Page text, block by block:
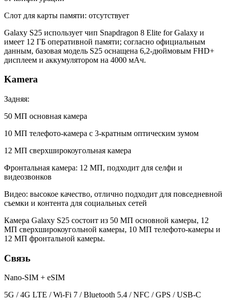
Слот для карты памяти: отсутствует
Galaxy S25 использует чип Snapdragon 8 Elite for Galaxy и
имеет 12 ГБ оперативной памяти; согласно официальным
данным, базовая модель S25 оснащена 6,2-дюймовым FHD+
дисплеем и аккумулятором на 4000 мАч.
Kamera
Задняя:
50 МП основная камера
10 МП телефото-камера с 3-кратным оптическим зумом
12 МП сверхширокоугольная камера
Фронтальная камера: 12 МП, подходит для селфи и
видеозвонков
Видео: высокое качество, отлично подходит для повседневной
съемки и контента для социальных сетей
Камера Galaxy S25 состоит из 50 МП основной камеры, 12
МП сверхширокоугольной камеры, 10 МП телефото-камеры и
12 МП фронтальной камеры.
Связь
Nano-SIM + eSIM
5G / 4G LTE / Wi-Fi 7 / Bluetooth 5.4 / NFC / GPS / USB-C